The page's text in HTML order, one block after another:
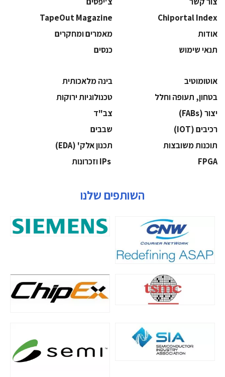
Chiportal Index
TapeOut Magazine
אודות
מאמרים ומחקרים
תנאי שימוש
כנסים
אוטומוטיב
בינה מלאכותית
בטחון, תעופה וחלל
‫טכנולוגיות ירוקות‬
‫יצור (‪(FABs‬‬
‫צב"ד‬
‫רכיבים‬ (IOT)
‫שבבים‬
‫תוכנות משובצות‬
‫תכנון אלק' (‪(EDA‬‬
‫‪FPGA‬‬
השותפים שלנו